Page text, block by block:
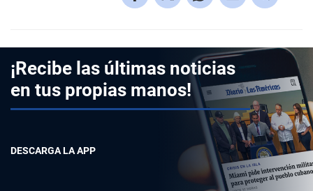
¡Recibe las últimas noticias
en tus propias manos!
DESCARGA LA APP